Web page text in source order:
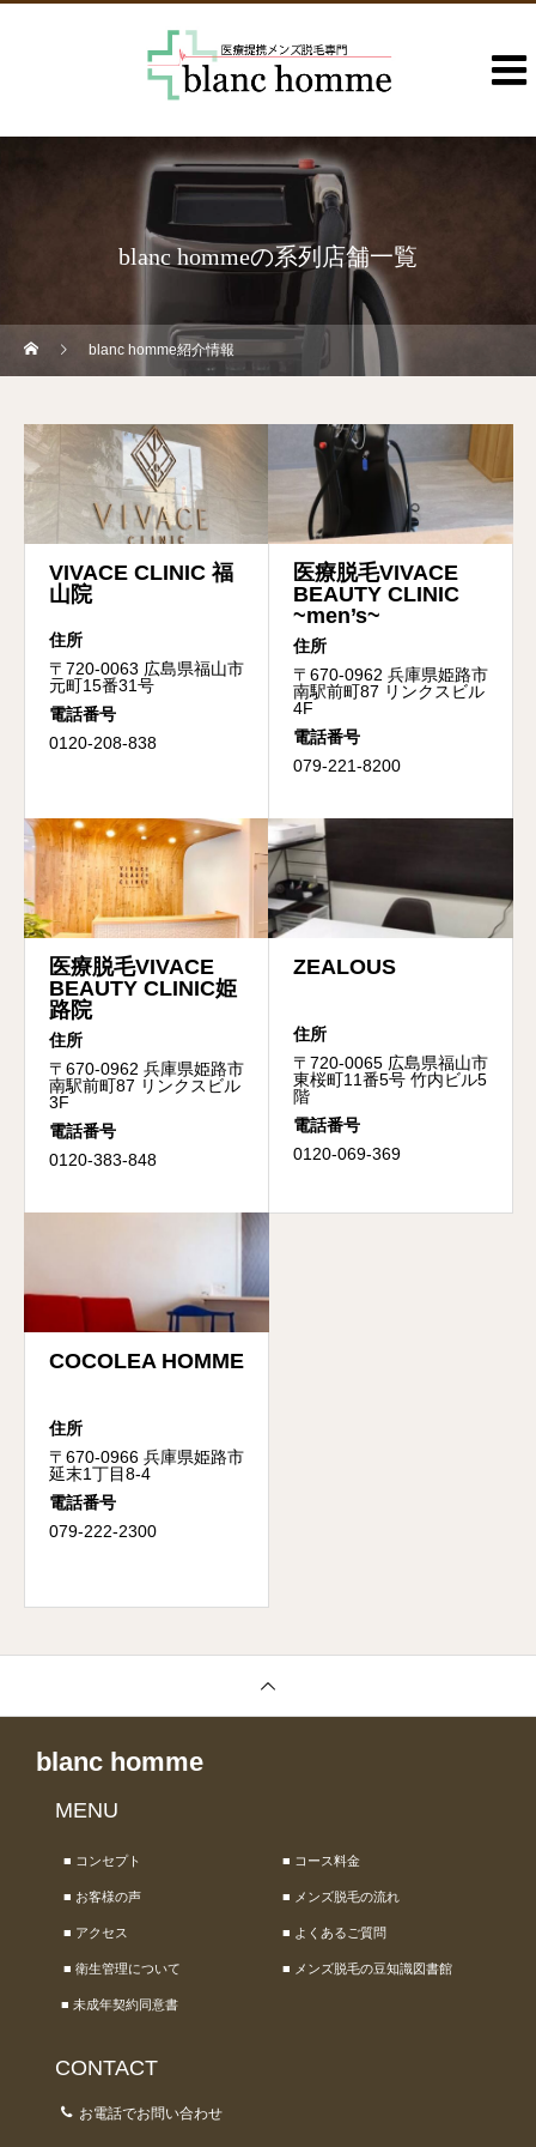
blanc hommeの系列店舗一覧
blanc homme紹介情報
VIVACE CLINIC 福
山院
住所
〒720-0063 広島県福山市
元町15番31号
電話番号
0120-208-838
医療脱毛VIVACE
BEAUTY CLINIC
~men’s~
住所
〒670-0962 兵庫県姫路市
南駅前町87 リンクスビル
4F
電話番号
079-221-8200
医療脱毛VIVACE
BEAUTY CLINIC姫
路院
住所
〒670-0962 兵庫県姫路市
南駅前町87 リンクスビル
3F
電話番号
0120-383-848
ZEALOUS
住所
〒720-0065 広島県福山市
東桜町11番5号 竹内ビル5
階
電話番号
0120-069-369
COCOLEA HOMME
住所
〒670-0966 兵庫県姫路市
延末1丁目8-4
電話番号
079-222-2300
blanc homme
MENU
■ コンセプト ■ コース料金
■ お客様の声 ■ メンズ脱毛の流れ
■ アクセス ■ よくあるご質問
■ 衛生管理について ■ メンズ脱毛の豆知識図書館
■ 未成年契約同意書
CONTACT
お電話でお問い合わせ